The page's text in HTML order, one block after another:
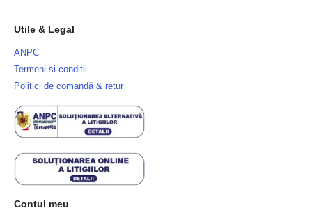
Utile & Legal
ANPC
Termeni si conditii
Politici de comandă & retur
Contul meu